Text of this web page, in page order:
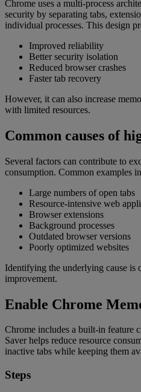
Chrome uses a multi-process
security by separating tabs,
individual processes. This design
Improved reliability
Better security isolation
Reduced browser crashes
Faster tab recovery
However, it can also increase
with limited resources.
Common causes of
Several factors can contribute to
consumption. Common examples
Large numbers of open tabs
Resource-intensive web
Browser extensions
Background processes
Outdated browser versions
Poorly optimized websites
Identifying the underlying cause is
improvement.
Enable Chrome
Chrome includes a built-in feature
Saver helps reduce resource
inactive tabs while keeping them
Steps